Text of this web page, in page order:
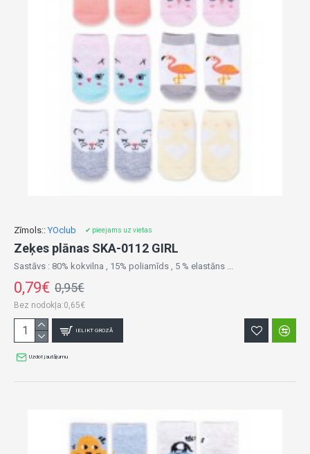
Zīmols:: YOclub ✔ pieejams uz vietas
Zeķes plānas SKA-0112 GIRL
Sastāvs : 80% kokvilna , 15% poliamīds , 5 % elastāns ...
0,79€ 0,95€
Bez nodokļa:0,65€
IELIKT GROZĀ
Uzdot jautājumu